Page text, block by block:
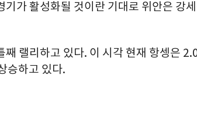
기가 활성화될 것이란 기대로 위안은 강
째 랠리하고 있다. 이 시각 현재 항셍은
승하고 있다.